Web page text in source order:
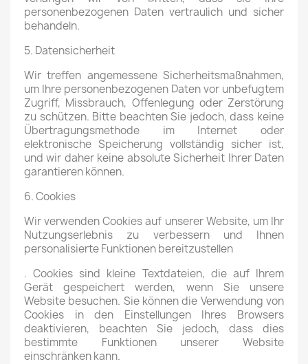
personenbezogenen Daten vertraulich und sicher
behandeln.
5. Datensicherheit
Wir treffen angemessene Sicherheitsmaßnahmen,
um Ihre personenbezogenen Daten vor unbefugtem
Zugriff, Missbrauch, Offenlegung oder Zerstörung
zu schützen. Bitte beachten Sie jedoch, dass keine
Übertragungsmethode im Internet oder
elektronische Speicherung vollständig sicher ist,
und wir daher keine absolute Sicherheit Ihrer Daten
garantieren können.
6. Cookies
Wir verwenden Cookies auf unserer Website, um Ihr
Nutzungserlebnis zu verbessern und Ihnen
personalisierte Funktionen bereitzustellen
. Cookies sind kleine Textdateien, die auf Ihrem
Gerät gespeichert werden, wenn Sie unsere
Website besuchen. Sie können die Verwendung von
Cookies in den Einstellungen Ihres Browsers
deaktivieren, beachten Sie jedoch, dass dies
bestimmte Funktionen unserer Website
einschränken kann.